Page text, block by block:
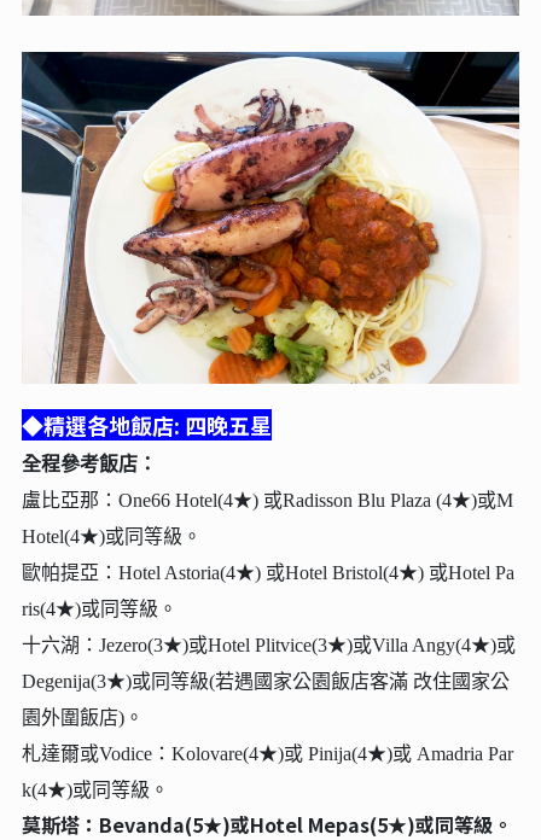
◆精選各地飯店: 四晚五星
全程參考飯店：
盧比亞那：One66 Hotel(4★) 或Radisson Blu Plaza (4★)或M
Hotel(4★)或同等級。
歐帕提亞：Hotel Astoria(4★) 或Hotel Bristol(4★) 或Hotel Pa
ris(4★)或同等級。
十六湖：Jezero(3★)或Hotel Plitvice(3★)或Villa Angy(4★)或
Degenija(3★)或同等級(若遇國家公園飯店客滿 改住國家公
園外圍飯店)。
札達爾或Vodice：Kolovare(4★)或 Pinija(4★)或 Amadria Par
k(4★)或同等級。
莫斯塔：Bevanda(5★)或Hotel Mepas(5★)或同等級。